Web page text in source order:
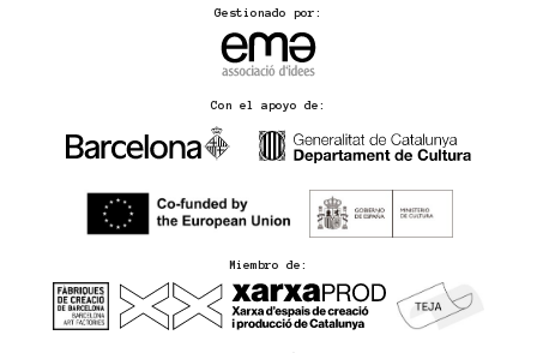
Gestionado por:
Con el apoyo de:
Miembro de: